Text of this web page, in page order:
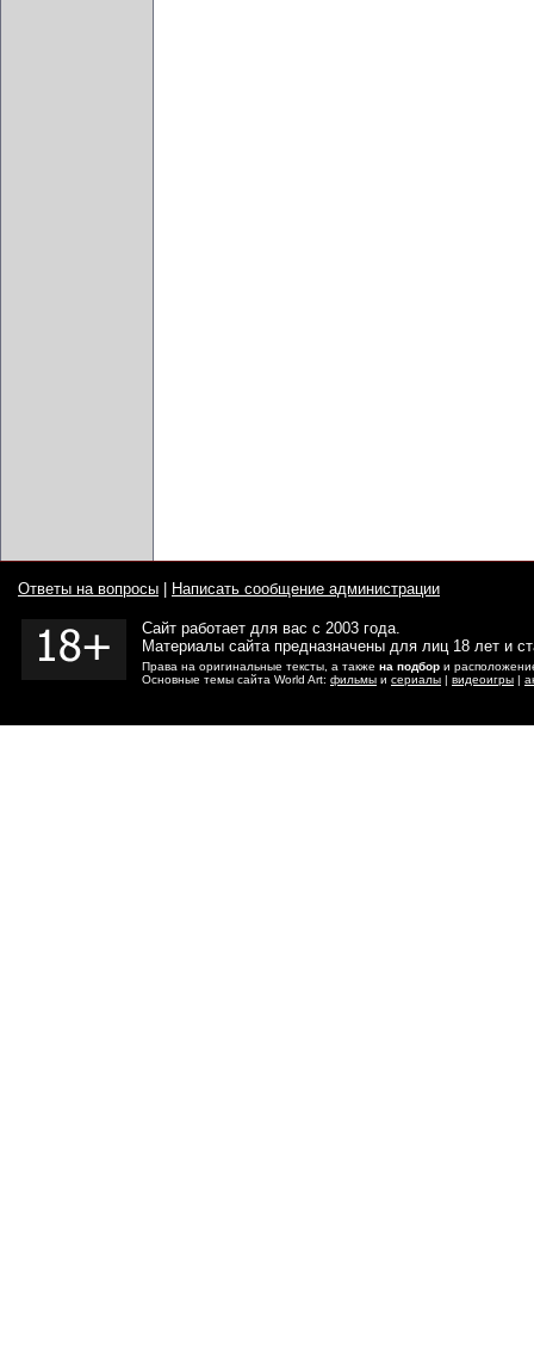
Ответы на вопросы Написать сообщение администрации
Сайт работает для вас с 2003 года.
Материалы сайта предназначены для лиц 18 лет и
Права на оригинальные тексты, а также на подбор и
Основные темы сайта World Art: фильмы и сериалы | видеоигры |